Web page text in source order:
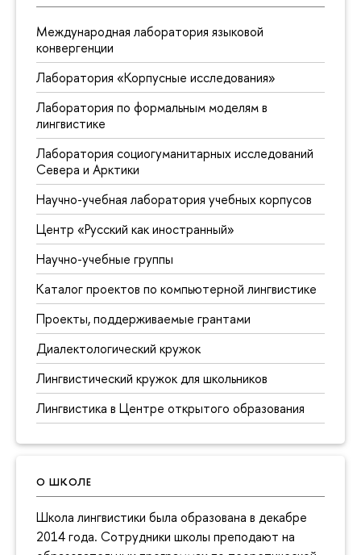
Международная лаборатория языковой
конвергенции
Лаборатория «Корпусные исследования»
Лаборатория по формальным моделям в
лингвистике
Лаборатория социогуманитарных исследований
Севера и Арктики
Научно-учебная лаборатория учебных корпусов
Центр «Русский как иностранный»
Научно-учебные группы
Каталог проектов по компьютерной лингвистике
Проекты, поддерживаемые грантами
Диалектологический кружок
Лингвистический кружок для школьников
Лингвистика в Центре открытого образования
О ШКОЛЕ
Школа лингвистики была образована в декабре
2014 года. Сотрудники школы преподают на